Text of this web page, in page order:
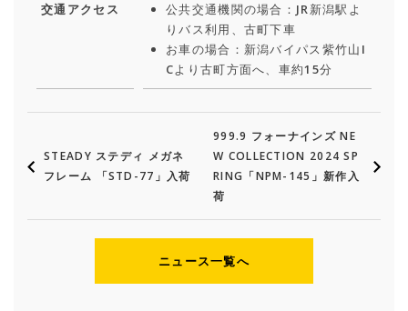
交通アクセス
公共交通機関の場合：JR新潟駅よ
りバス利用、古町下車
お車の場合：新潟バイパス紫竹山I
Cより古町方面へ、車約15分
STEADY ステディ メガネ
フレーム 「STD-77」入荷
999.9 フォーナインズ NE
W COLLECTION 2024 SP
RING「NPM-145」新作入
荷
ニュース一覧へ